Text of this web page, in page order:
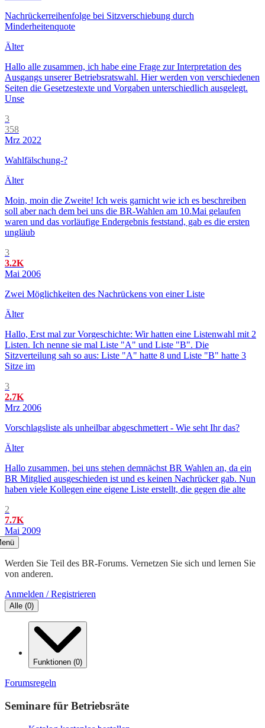
Nachrückerreihenfolge bei Sitzverschiebung durch
Minderheitenquote
Älter
Hallo alle zusammen, ich habe eine Frage zur Interpretation des
Ausgangs unserer Betriebsratswahl. Hier werden von verschiedenen
Seiten die Gesetzestexte und Vorgaben unterschiedlich ausgelegt.
Unse
3
358
Mrz 2022
Wahlfälschung-?
Älter
Moin, moin die Zweite! Ich weis garnicht wie ich es beschreiben
soll aber nach dem bei uns die BR-Wahlen am 10.Mai gelaufen
waren und das vorläufige Endergebnis feststand, gab es die ersten
ungläub
3
3.2K
Mai 2006
Zwei Möglichkeiten des Nachrückens von einer Liste
Älter
Hallo, Erst mal zur Vorgeschichte: Wir hatten eine Listenwahl mit 2
Listen. Ich nenne sie mal Liste "A" und Liste "B". Die
Sitzverteilung sah so aus: Liste "A" hatte 8 und Liste "B" hatte 3
Sitze im
3
2.7K
Mrz 2006
Vorschlagsliste als unheilbar abgeschmettert - Wie seht Ihr das?
Älter
Hallo zusammen, bei uns stehen demnächst BR Wahlen an, da ein
BR Mitglied ausgeschieden ist und es keinen Nachrücker gab. Nun
haben viele Kollegen eine eigene Liste erstellt, die gegen die alte
2
7.7K
Mai 2009
Werden Sie Teil des BR-Forums. Vernetzen Sie sich und lernen Sie
von anderen.
Anmelden / Registrieren
Alle (0)
Funktionen (0)
Forumsregeln
Seminare für Betriebsräte